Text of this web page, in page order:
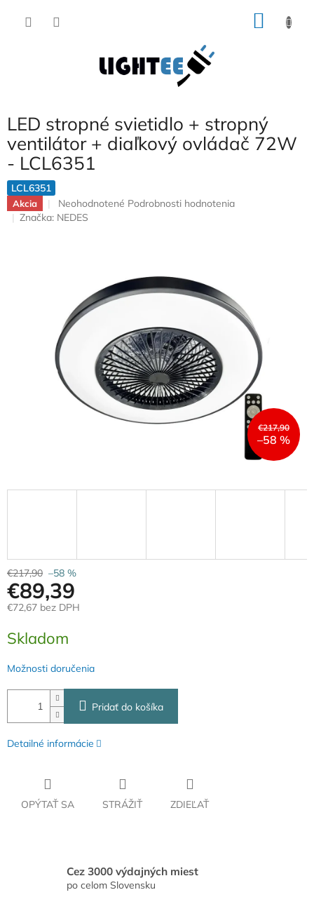
LED stropné svietidlo + stropný
ventilátor + diaľkový ovládač 72W
- LCL6351
LCL6351
Akcia
Priemerné
hodnotenie
hviezdičiek.
Neohodnotené Podrobnosti hodnotenia
Značka: NEDES
€217,90
–58 %
€217,90 –58 %
€89,39
€72,67 bez DPH
cena:
Skladom
Možnosti doručenia
Pridať do košíka
Detailné informácie
OPÝTAŤ SA STRÁŽIŤ ZDIEĽAŤ
Cez 3000 výdajných miest
po celom Slovensku